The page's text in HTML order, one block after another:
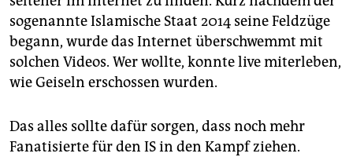
sogenannte Islamische Staat 2014 seine Feldzüge
begann, wurde das Internet überschwemmt mit
solchen Videos. Wer wollte, konnte live miterleben,
wie Geiseln erschossen wurden.
Das alles sollte dafür sorgen, dass noch mehr
Fanatisierte für den IS in den Kampf ziehen.